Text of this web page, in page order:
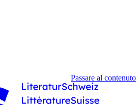
Passare al contenuto